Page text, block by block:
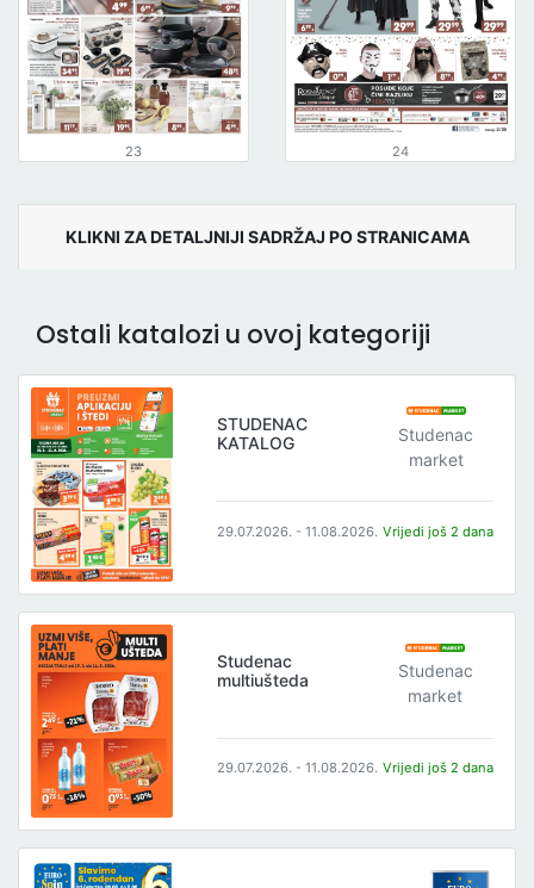
23 24
KLIKNI ZA DETALJNIJI SADRŽAJ PO STRANICAMA
Ostali katalozi u ovoj kategoriji
STUDENAC
KATALOG
Studenac
market
29.07.2026. - 11.08.2026. Vrijedi još 2 dana
Studenac
multiušteda
Studenac
market
29.07.2026. - 11.08.2026. Vrijedi još 2 dana